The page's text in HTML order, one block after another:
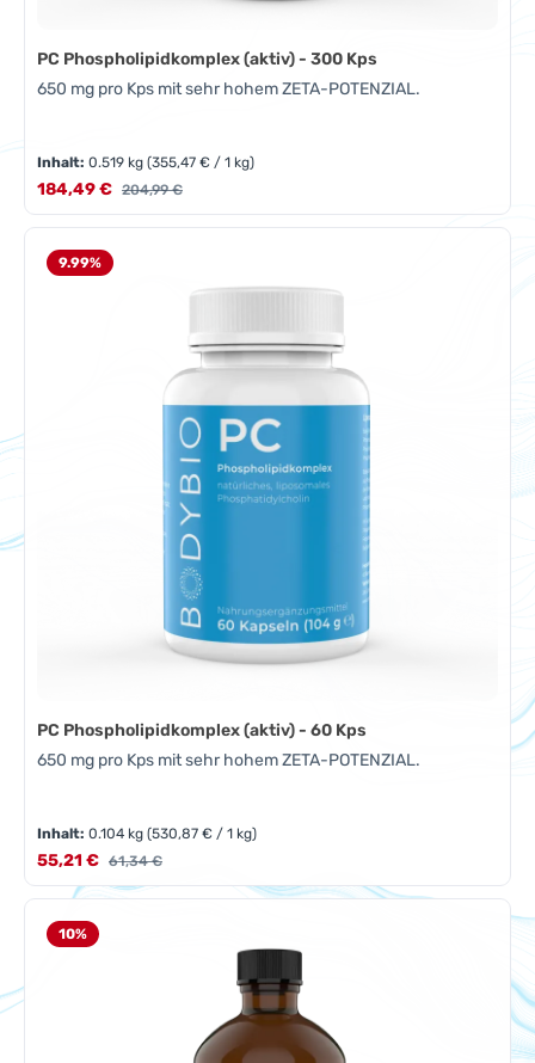
PC Phospholipidkomplex (aktiv) - 300 Kps
650 mg pro Kps mit sehr hohem ZETA-POTENZIAL.
Inhalt:0.519 kg(355,47 € / 1 kg)
Verkaufspreis:
184,49 € Regulärer Preis:
204,99 €
9.99%
PC Phospholipidkomplex (aktiv) - 60 Kps
650 mg pro Kps mit sehr hohem ZETA-POTENZIAL.
Inhalt:0.104 kg(530,87 € / 1 kg)
Verkaufspreis:
55,21 € Regulärer Preis:
61,34 €
10%